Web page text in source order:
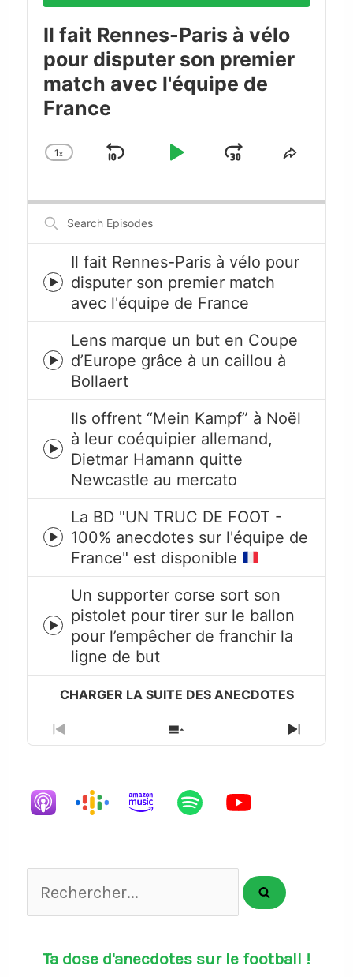
Il fait Rennes-Paris à vélo
pour disputer son premier
match avec l'équipe de
France
Change
1x
Skip
Play
JumpShare
Search
Episodes
Episode
play
icon
Il fait Rennes-Paris à vélo pour
disputer son premier match
avec l'équipe de France
Episode
play
icon
Lens marque un but en Coupe
d’Europe grâce à un caillou à
Bollaert
Episode
play
icon
Ils offrent “Mein Kampf” à Noël
à leur coéquipier allemand,
Dietmar Hamann quitte
Newcastle au mercato
Episode
play
icon
La BD "UN TRUC DE FOOT -
100% anecdotes sur l'équipe de
France" est disponible
Episode
play
icon
Un supporter corse sort son
pistolet pour tirer sur le ballon
pour l’empêcher de franchir la
ligne de but
Previous
Episode
Show
Episodes
Next
Episode
Rechercher...
Ta dose d'anecdotes sur le football !